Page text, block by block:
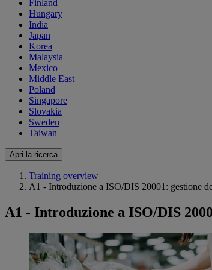
Finland
Hungary
India
Japan
Korea
Malaysia
Mexico
Middle East
Poland
Singapore
Slovakia
Sweden
Taiwan
Apri la ricerca
Training overview
A1 - Introduzione a ISO/DIS 20001: gestione
A1 - Introduzione a ISO/DIS